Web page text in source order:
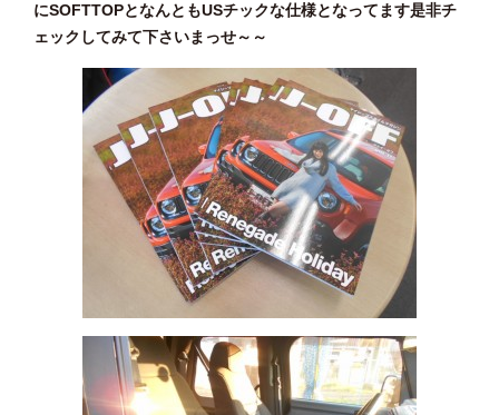
にSOFTTOPとなんともUSチックな仕様となってます是非チ
ェックしてみて下さいまっせ～～